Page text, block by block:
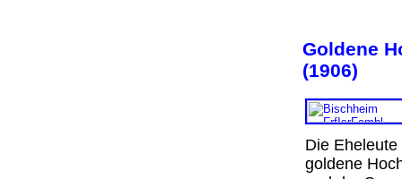
Goldene
(1906)
Die
goldene